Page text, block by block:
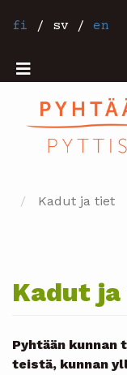
tillfi / sv / en
Kadut ja tiet
Kadut
Pyhtään
teistä, kunnan